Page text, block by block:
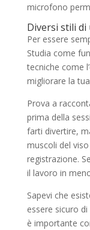
microfono
Diversi stili
Per essere
Studia come
tecniche come
migliorare la
Prova a
prima della
farti divertire,
muscoli del
registrazione.
il lavoro in
Sapevi che
essere sicuro
è importante